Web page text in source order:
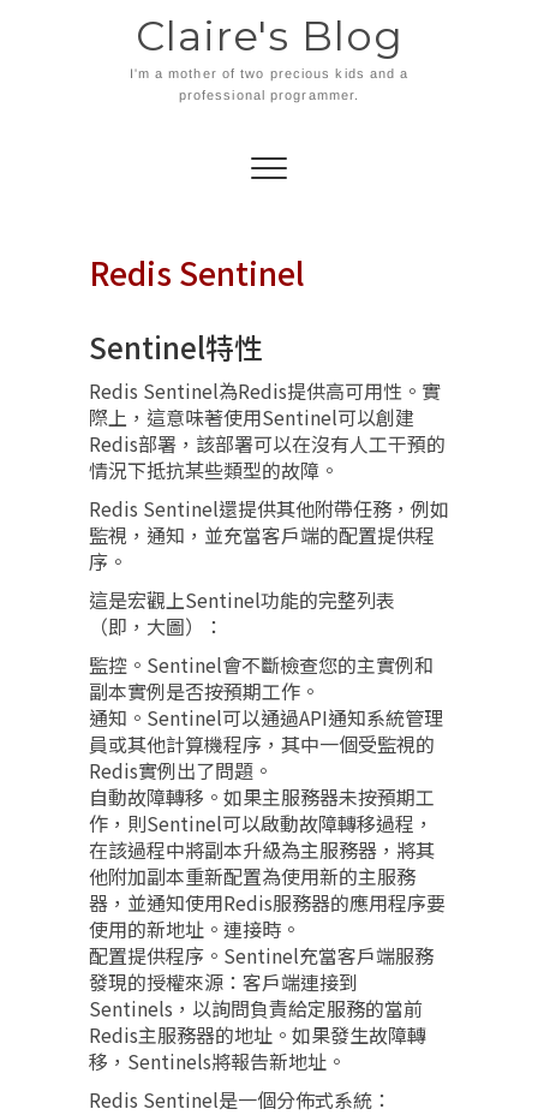
Claire's Blog
I'm a mother of two precious kids and a
professional programmer.
Redis Sentinel
Sentinel特性
Redis Sentinel為Redis提供高可用性。實
際上，這意味著使用Sentinel可以創建
Redis部署，該部署可以在沒有人工干預的
情況下抵抗某些類型的故障。
Redis Sentinel還提供其他附帶任務，例如
監視，通知，並充當客戶端的配置提供程
序。
這是宏觀上Sentinel功能的完整列表
（即，大圖）：
監控。Sentinel會不斷檢查您的主實例和
副本實例是否按預期工作。
通知。Sentinel可以通過API通知系統管理
員或其他計算機程序，其中一個受監視的
Redis實例出了問題。
自動故障轉移。如果主服務器未按預期工
作，則Sentinel可以啟動故障轉移過程，
在該過程中將副本升級為主服務器，將其
他附加副本重新配置為使用新的主服務
器，並通知使用Redis服務器的應用程序要
使用的新地址。連接時。
配置提供程序。Sentinel充當客戶端服務
發現的授權來源：客戶端連接到
Sentinels，以詢問負責給定服務的當前
Redis主服務器的地址。如果發生故障轉
移，Sentinels將報告新地址。
Redis Sentinel是一個分佈式系統：